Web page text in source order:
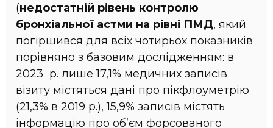
(недостатній рівень контролю
бронхіальної астми на рівні ПМД, який
погіршився для всіх чотирьох показників
порівняно з базовим дослідженням: в
2023 р. лише 17,1% медичних записів
візиту містяться дані про пікфлоуметрію
(21,3% в 2019 р.), 15,9% записів містять
інформацію про об’єм форсованого